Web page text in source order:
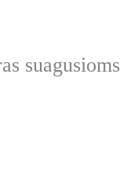
suagusioms